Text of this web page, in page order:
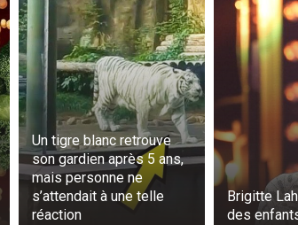
Un tigre blanc retrouve
son gardien après 5 ans,
mais personne ne
s’attendait à une telle
réaction
Brigitte
des